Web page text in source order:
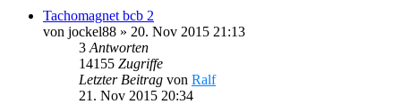
Tachomagnet bcb 2
von jockel88 » 20. Nov 2015 21:13
3 Antworten
14155 Zugriffe
Letzter Beitrag von Ralf
21. Nov 2015 20:34